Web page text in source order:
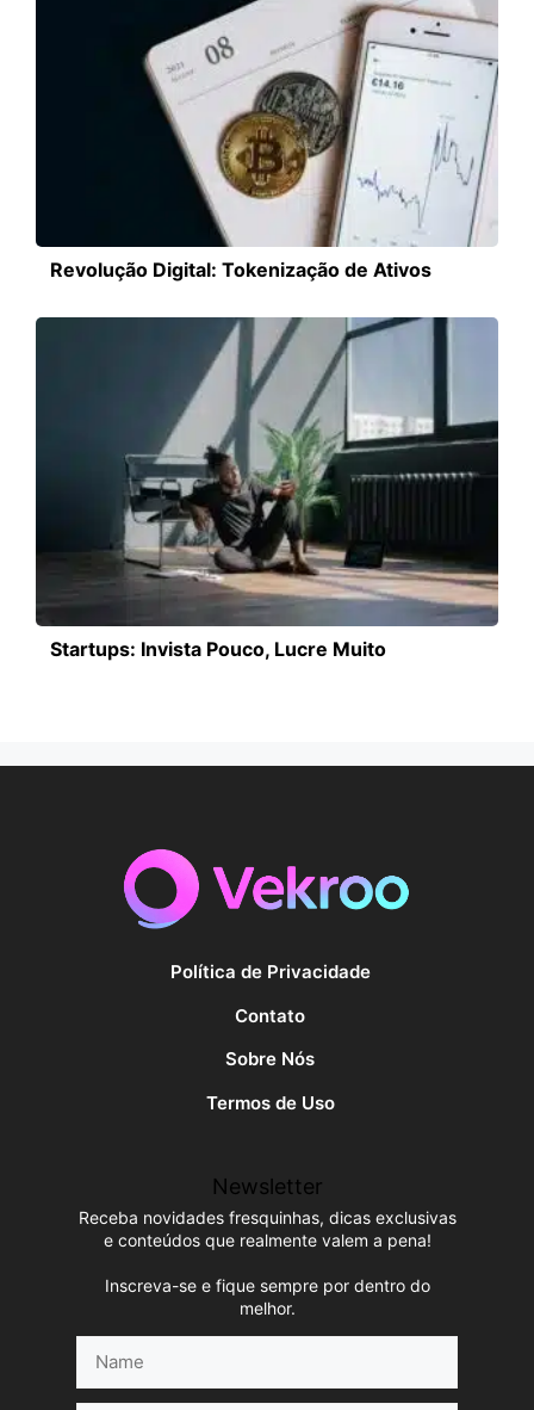
Revolução Digital: Tokenização de Ativos
Startups: Invista Pouco, Lucre Muito
Política de Privacidade
Contato
Sobre Nós
Termos de Uso
Newsletter
Receba novidades fresquinhas, dicas exclusivas
e conteúdos que realmente valem a pena!
Inscreva-se e fique sempre por dentro do
melhor.